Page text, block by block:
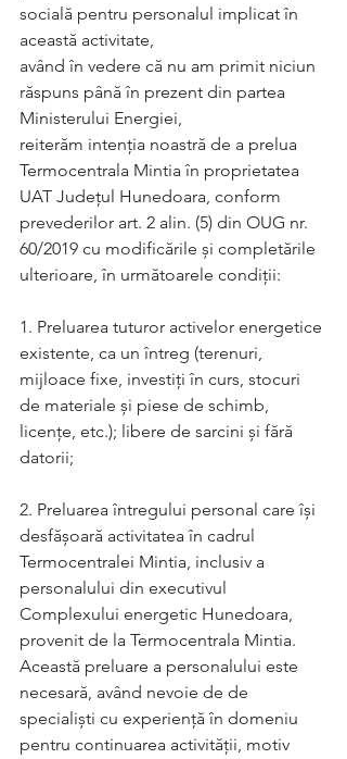
socială pentru personalul implicat în
această activitate,
având în vedere că nu am primit niciun
răspuns până în prezent din partea
Ministerului Energiei,
reiterăm intenția noastră de a prelua
Termocentrala Mintia în proprietatea
UAT Județul Hunedoara, conform
prevederilor art. 2 alin. (5) din OUG nr.
60/2019 cu modificările și completările
ulterioare, în următoarele condiții:
1. Preluarea tuturor activelor energetice
existente, ca un întreg (terenuri,
mijloace fixe, investiți în curs, stocuri
de materiale și piese de schimb,
licențe, etc.); libere de sarcini și fără
datorii;
2. Preluarea întregului personal care își
desfășoară activitatea în cadrul
Termocentralei Mintia, inclusiv a
personalului din executivul
Complexului energetic Hunedoara,
provenit de la Termocentrala Mintia.
Această preluare a personalului este
necesară, având nevoie de de
specialiști cu experiență în domeniu
pentru continuarea activității, motiv